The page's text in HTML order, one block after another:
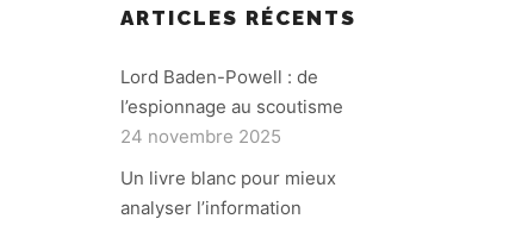
ARTICLES RÉCENTS
Lord Baden-Powell : de
l’espionnage au scoutisme
24 novembre 2025
Un livre blanc pour mieux
analyser l’information